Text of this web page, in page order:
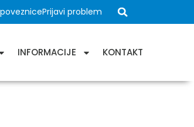
Prijavi problem
INFORMACIJE KONTAKT